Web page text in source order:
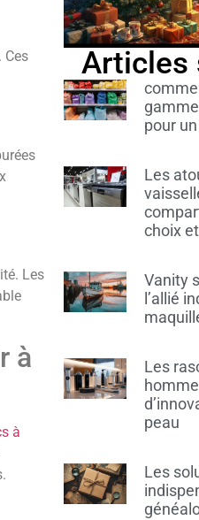
Ces
Les
à
à
Articles
pour
Les
choix
Vanity
l’allié
Les
peau
Les